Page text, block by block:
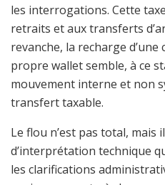
les interrogations. Cette
retraits et aux transferts
revanche, la recharge
propre wallet semble, à ce
mouvement interne et non
transfert taxable.
Le flou n’est pas total, mais
d’interprétation technique
les clarifications